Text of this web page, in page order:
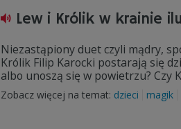
Lew i Królik w krainie
Niezastąpiony duet czyli mądry,
Królik Filip Karocki postarają się
albo unoszą się w powietrzu? Czy
Zobacz więcej na temat: dzieci magik